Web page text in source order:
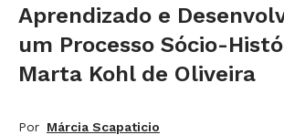
Aprendizado e
um Processo Sócio-
Marta Kohl de Oliveira
Por Márcia Scapaticio